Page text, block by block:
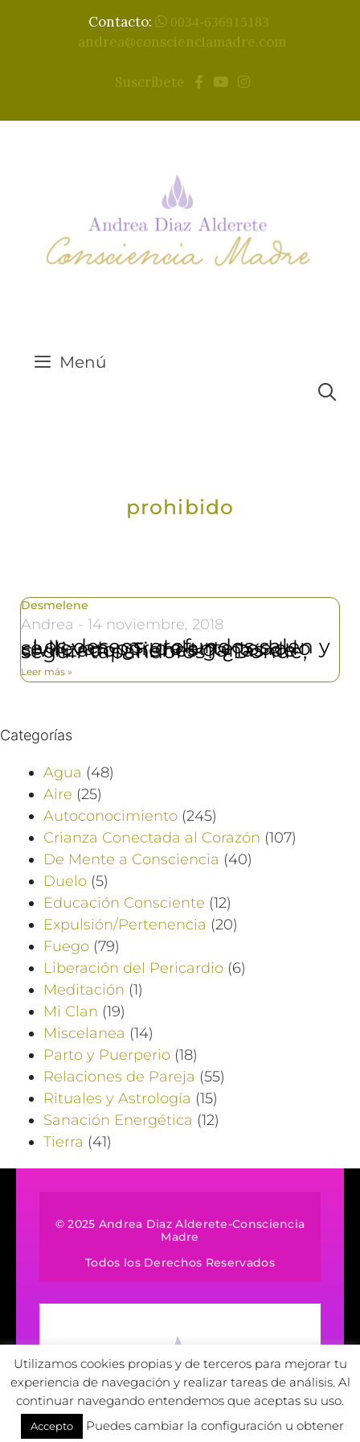
Contacto: 0034-636915183
andrea@conscienciamadre.com
Suscríbete
Menú
prohibido
Desmelene
Andrea 14 noviembre, 2018
Los deseos profundos salen y se llevan por delante todo lo civilizado ¿Tienes ganas de seguir tapándolos? ¿Dónde,
Leer más »
Categorías
Agua (48)
Aire (25)
Autoconocimiento (245)
Crianza Conectada al Corazón (107)
De Mente a Consciencia (40)
Duelo (5)
Educación Consciente (12)
Expulsión/Pertenencia (20)
Fuego (79)
Liberación del Pericardio (6)
Meditación (1)
Mi Clan (19)
Miscelanea (14)
Parto y Puerperio (18)
Relaciones de Pareja (55)
Rituales y Astrología (15)
Sanación Energética (12)
Tierra (41)
© 2025 Andrea Diaz Alderete-Consciencia
Madre
Todos los Derechos Reservados
Utilizamos cookies propias y de terceros para mejorar tu
experiencia de navegación y realizar tareas de análisis. Al
continuar navegando entendemos que aceptas su uso.
Accepto
Puedes cambiar la configuración u obtener